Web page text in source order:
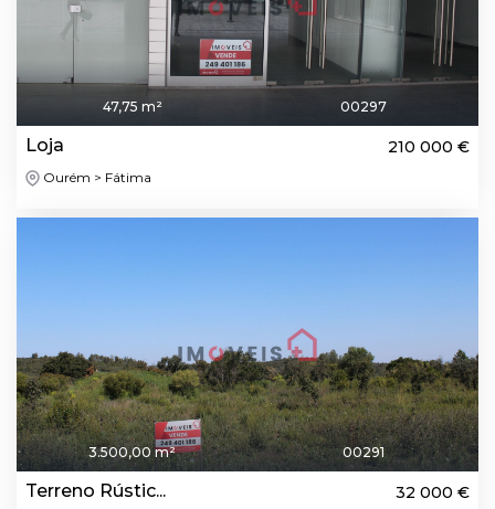
47,75 m² 00297
Loja 210 000 €
Ourém > Fátima
3.500,00 m² 00291
Terreno Rústic... 32 000 €